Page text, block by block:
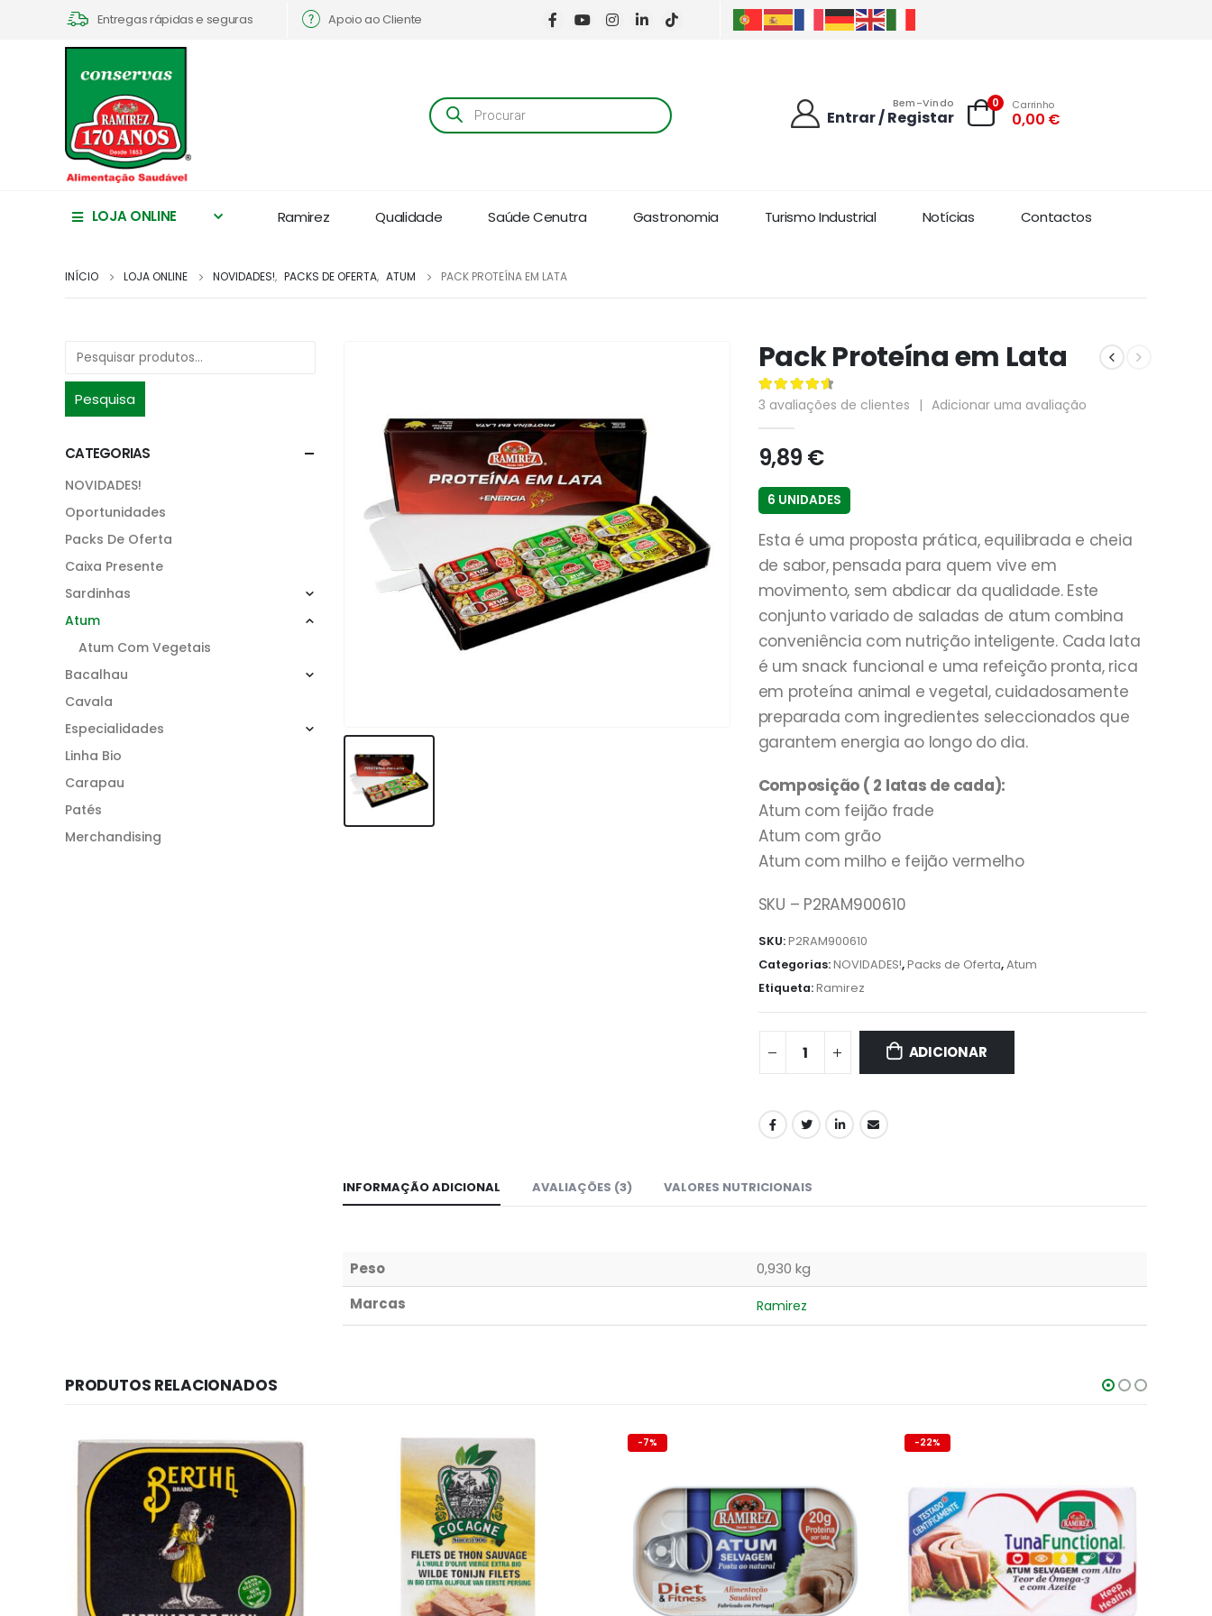
Entregas rápidas e seguras Apoio ao Cliente
Products
search
Bem-Vindo
Entrar / Registar
0 Carrinho
0,00 €
LOJA ONLINE Ramirez Qualidade Saúde Cenutra Gastronomia Turismo Industrial Notícias Contactos
INÍCIO LOJA ONLINE NOVIDADES!, PACKS DE OFERTA, ATUM PACK PROTEÍNA EM LATA
Pack Proteína em Lata
4.67de 5
3 avaliações de clientes | Adicionar uma avaliação
9,89 €
6 UNIDADES
Esta é uma proposta prática, equilibrada e cheia
de sabor, pensada para quem vive em
movimento, sem abdicar da qualidade. Este
conjunto variado de saladas de atum combina
conveniência com nutrição inteligente. Cada lata
é um snack funcional e uma refeição pronta, rica
em proteína animal e vegetal, cuidadosamente
preparada com ingredientes seleccionados que
garantem energia ao longo do dia.
Composição ( 2 latas de cada):
Atum com feijão frade
Atum com grão
Atum com milho e feijão vermelho
SKU – P2RAM900610
SKU:P2RAM900610
Categorias:NOVIDADES!,Packs de Oferta,Atum
Etiqueta:Ramirez
ADICIONAR
INFORMAÇÃO ADICIONAL AVALIAÇÕES (3) VALORES NUTRICIONAIS
Peso
0,930 kg
Marcas
Ramirez
Pesquisa
CATEGORIAS
NOVIDADES!
Oportunidades
Packs De Oferta
Caixa Presente
Sardinhas
Atum
Atum Com Vegetais
Bacalhau
Cavala
Especialidades
Linha Bio
Carapau
Patés
Merchandising
PRODUTOS RELACIONADOS
-7% -22%